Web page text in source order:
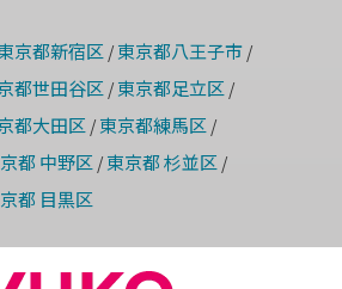
京都新宿区/ 東京都八王子市/
都世田谷区/ 東京都足立区/
都大田区/ 東京都練馬区/
都 中野区/ 東京都 杉並区/
都 目黒区